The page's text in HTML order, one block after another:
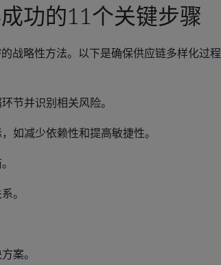
功的11个关键步骤
战略性方法。以下是确保供应链多样化过
节并识别相关风险。
如减少依赖性和提高敏捷性。
。
案。